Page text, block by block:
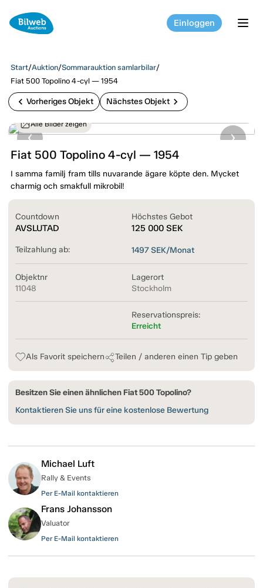
Einloggen
Start/Auktion/Sommarauktion samlarbilar/
Fiat 500 Topolino 4-cyl — 1954
chevron_left Vorheriges Objekt Nächstes Objekt chevron_right
Alle Bilder zeigen
Fiat 500 Topolino 4-cyl — 1954
I samma familj fram tills nuvarande ägare köpte den. Mycket
charmig och smakfull mikrobil!
Countdown
AVSLUTAD
Höchstes Gebot
125 000 SEK
Teilzahlung ab: 1497SEK/Monat
Objektnr
11048
Lagerort
Stockholm
Reservationspreis:
Erreicht
Als Favorit speichern Teilen / anderen einen Tip geben
Besitzen Sie einen ähnlichen Fiat 500 Topolino?
Kontaktieren Sie uns für eine kostenlose Bewertung
Michael Luft
Rally & Events
Per E-Mail kontaktieren
Frans Johansson
Valuator
Per E-Mail kontaktieren